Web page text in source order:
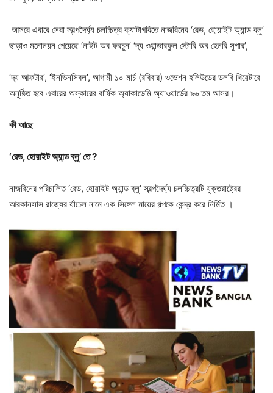
আসরে এবারে সেরা স্বল্পদৈর্ঘ্য চলচ্চিত্র ক্যাটাগরিতে নাজরিনের ‘রেড, হোয়াইট অ্যান্ড ব্লু’
ছাড়াও মনোনয়ন পেয়েছে ‘নাইট অব ফরচুন’ ‘দ্য ওয়ান্ডারফুল স্টোরি অব হেনরি সুগার’,
‘দ্য আফটার’, ‘ইনভিনসিবল’, আগামী ১০ মার্চ (রবিবার) ওভেশন হলিউডের ডলবি থিয়েটারে
অনুষ্ঠিত হবে এবারের অস্কারের বার্ষিক অ্যাকাডেমি অ্যাওয়ার্ডের ৯৬ তম আসর।
কীআছে
‘রেড, হোয়াইট অ্যান্ড ব্লু’ তে ?
নাজরিনের পরিচালিত ‘রেড, হোয়াইট অ্যান্ড ব্লু’ স্বল্পদৈর্ঘ্য চলচ্চিত্রটি যুক্তরাষ্ট্রের
আরকানসাস রাজ্যের র্যাচেল নামে এক সিঙ্গেল মায়ের গল্পকে কেন্দ্র করে নির্মিত ।